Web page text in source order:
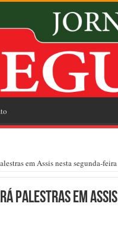
em Assis nesta segunda-feira
palestras em